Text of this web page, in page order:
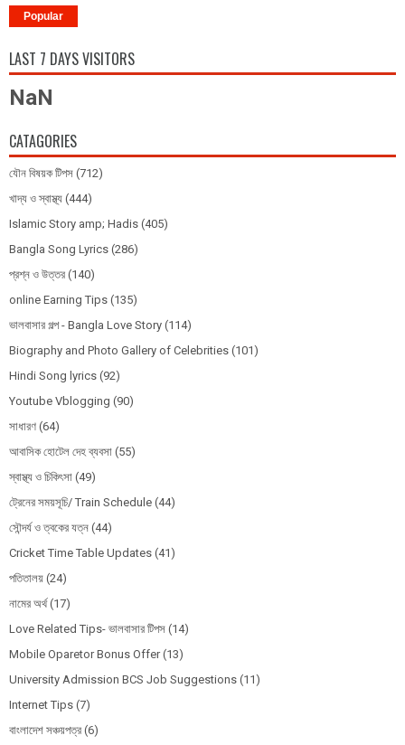
Popular
LAST 7 DAYS VISITORS
NaN
CATAGORIES
যৌন বিষয়ক টিপস (712)
খাদ্য ও স্বাস্থ্য (444)
Islamic Story amp; Hadis (405)
Bangla Song Lyrics (286)
প্রশ্ন ও উত্তর (140)
online Earning Tips (135)
ভালবাসার গল্প - Bangla Love Story (114)
Biography and Photo Gallery of Celebrities (101)
Hindi Song lyrics (92)
Youtube Vblogging (90)
সাধারণ (64)
আবাসিক হোটেল দেহ ব্যবসা (55)
স্বাস্থ্য ও চিকিৎসা (49)
ট্রেনের সময়সূচি/ Train Schedule (44)
সৌন্দর্য ও ত্বকের যত্ন (44)
Cricket Time Table Updates (41)
পতিতালয় (24)
নামের অর্থ (17)
Love Related Tips- ভালবাসার টিপস (14)
Mobile Oparetor Bonus Offer (13)
University Admission BCS Job Suggestions (11)
Internet Tips (7)
বাংলাদেশ সঞ্চয়পত্র (6)